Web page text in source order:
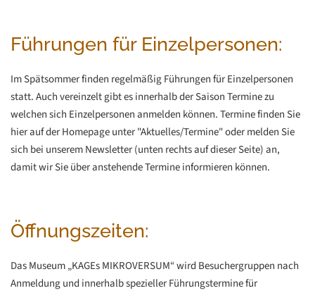
Führungen für Einzelpersonen:
Im Spätsommer finden regelmäßig Führungen für Einzelpersonen
statt. Auch vereinzelt gibt es innerhalb der Saison Termine zu
welchen sich Einzelpersonen anmelden können. Termine finden Sie
hier auf der Homepage unter "Aktuelles/Termine" oder melden Sie
sich bei unserem Newsletter (unten rechts auf dieser Seite) an,
damit wir Sie über anstehende Termine informieren können.
Öffnungszeiten:
Das Museum „KAGEs MIKROVERSUM“ wird Besuchergruppen nach
Anmeldung und innerhalb spezieller Führungstermine für